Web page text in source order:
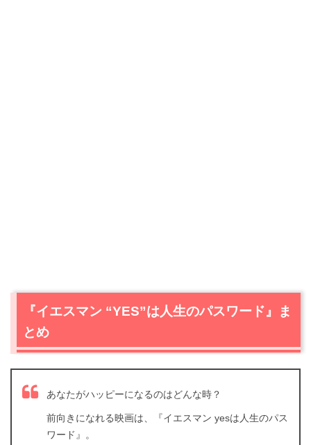
『イエスマン “YES”は人生のパスワード』ま
とめ
あなたがハッピーになるのはどんな時？
前向きになれる映画は、『イエスマン yesは人生のパス
ワード』。